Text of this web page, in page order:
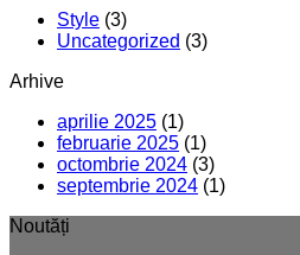
Style (3)
Uncategorized (3)
Arhive
aprilie 2025 (1)
februarie 2025 (1)
octombrie 2024 (3)
septembrie 2024 (1)
Noutăți